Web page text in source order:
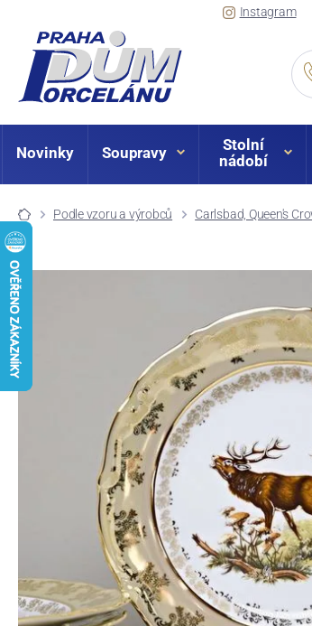
Instagram
Novinky Soupravy
Stolní
nádobí
Podle vzoru a výrobců Carlsbad, Queen's